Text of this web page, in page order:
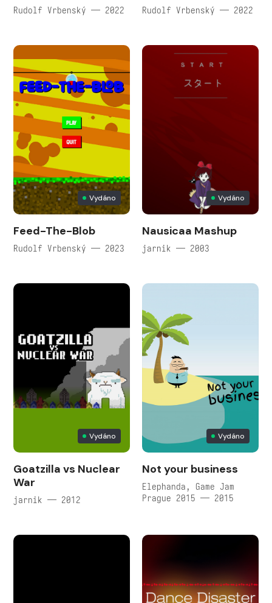
Rudolf Vrbenský — 2022 Rudolf Vrbenský — 2022
Vydáno
Feed-The-Blob
Rudolf Vrbenský — 2023
Vydáno
Nausicaa Mashup
jarnik — 2003
Vydáno
Goatzilla vs Nuclear
War
jarnik — 2012
Vydáno
Not your business
Elephanda, Game Jam
Prague 2015 — 2015